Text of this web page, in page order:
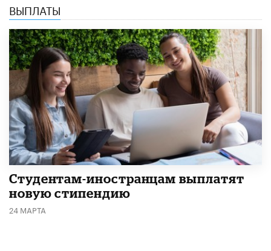
ВЫПЛАТЫ
Студентам-иностранцам выплатят
новую стипендию
24 МАРТА